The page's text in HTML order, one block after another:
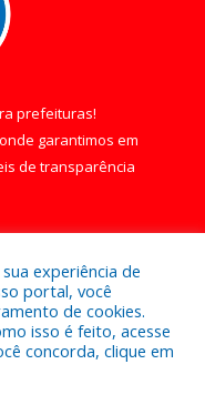
prefeituras!
garantimos em
de transparência
Municipal de Óbidos.
experiência de
portal, você
de cookies.
isso é feito, acesse
concorda, clique em